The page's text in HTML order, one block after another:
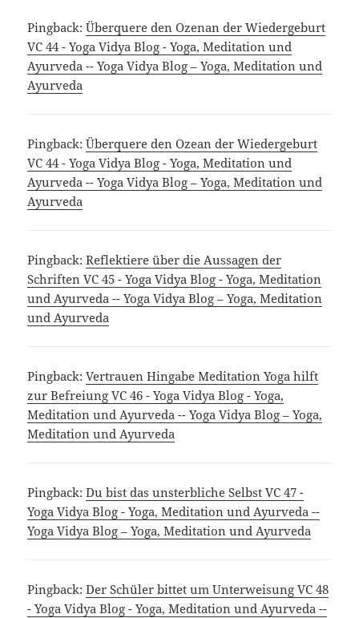
Pingback:Überquere den Ozenan der Wiedergeburt
VC 44 - Yoga Vidya Blog - Yoga, Meditation und
Ayurveda -- Yoga Vidya Blog – Yoga, Meditation und
Ayurveda
Pingback:Überquere den Ozean der Wiedergeburt
VC 44 - Yoga Vidya Blog - Yoga, Meditation und
Ayurveda -- Yoga Vidya Blog – Yoga, Meditation und
Ayurveda
Pingback:Reflektiere über die Aussagen der
Schriften VC 45 - Yoga Vidya Blog - Yoga, Meditation
und Ayurveda -- Yoga Vidya Blog – Yoga, Meditation
und Ayurveda
Pingback:Vertrauen Hingabe Meditation Yoga hilft
zur Befreiung VC 46 - Yoga Vidya Blog - Yoga,
Meditation und Ayurveda -- Yoga Vidya Blog – Yoga,
Meditation und Ayurveda
Pingback:Du bist das unsterbliche Selbst VC 47 -
Yoga Vidya Blog - Yoga, Meditation und Ayurveda --
Yoga Vidya Blog – Yoga, Meditation und Ayurveda
Pingback:Der Schüler bittet um Unterweisung VC 48
- Yoga Vidya Blog - Yoga, Meditation und Ayurveda --